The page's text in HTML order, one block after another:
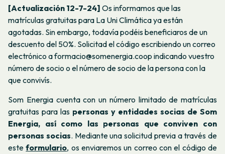
[Actualización 12-7-24] Os informamos que las
matrículas gratuitas para La Uni Climática ya están
agotadas. Sin embargo, todavía podéis beneficiaros de un
descuento del 50%. Solicitad el código escribiendo un correo
electrónico a formacio@somenergia.coop indicando vuestro
número de socio o el número de socio de la persona con la
que convivís.
Som Energia cuenta con un número limitado de matrículas
gratuitas para las personas y entidades socias de Som
Energia, así como las personas que conviven con
personas socias. Mediante una solicitud previa a través de
esteformulario, os enviaremos un correo con el código de